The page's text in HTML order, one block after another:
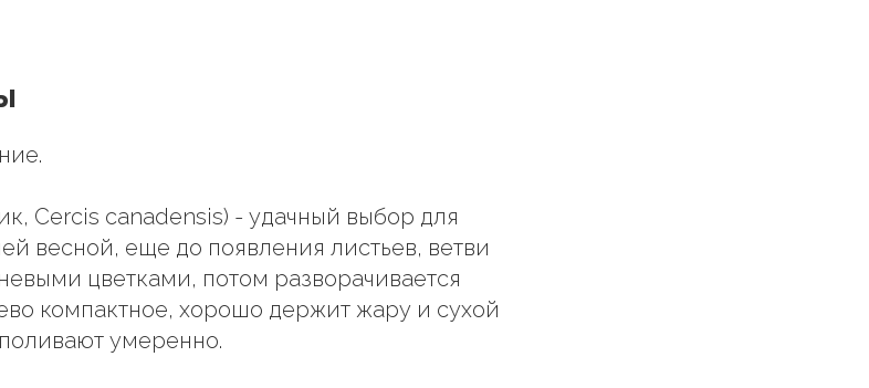
Cercis canadensis) - удачный выбор для
весной, еще до появления листьев, ветви
цветками, потом разворачивается
компактное, хорошо держит жару и сухой
умеренно.